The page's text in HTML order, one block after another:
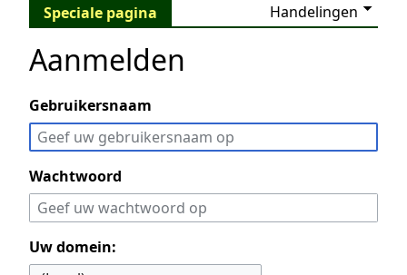
Speciale pagina Handelingen
Aanmelden
Gebruikersnaam
Wachtwoord
Uw domein: